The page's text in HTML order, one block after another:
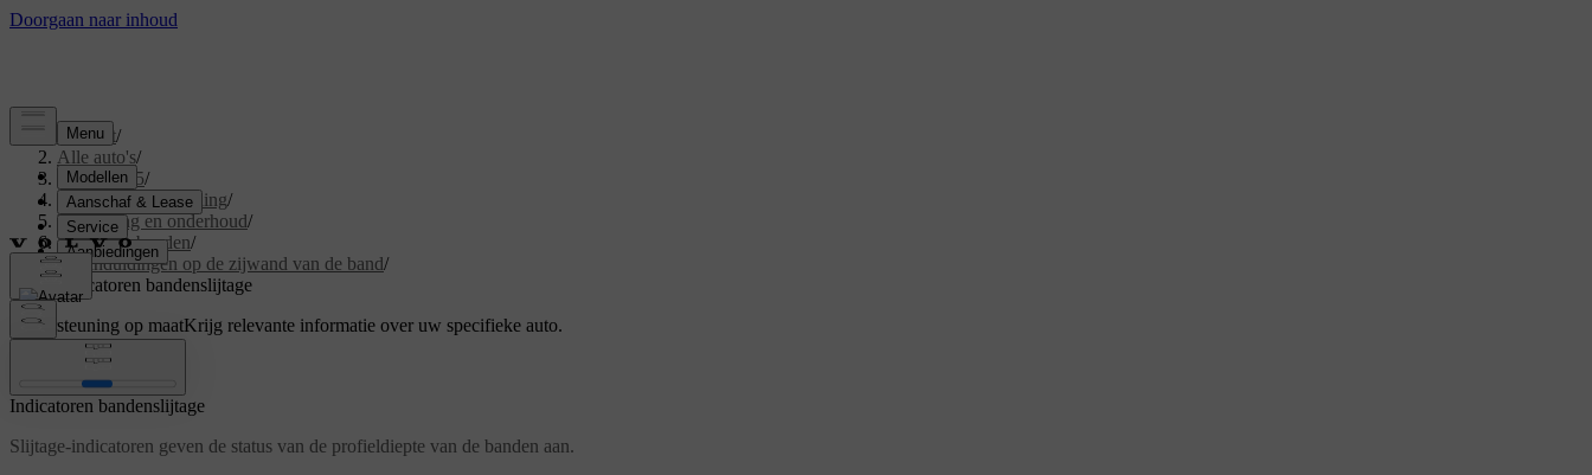
Support/
Alle auto's/
EX40 2025/
Gebruikershandleiding/
Verzorging en onderhoud/
Wielen en banden/
Aanduidingen op de zijwand van de band/
Indicatoren bandenslijtage
Ondersteuning op maatKrijg relevante informatie over uw specifieke auto.
Indicatoren bandenslijtage
Slijtage-indicatoren geven de status van de profieldiepte van de banden aan.